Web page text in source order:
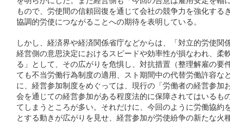
もので、労使間の信頼回復を通じて会社の競争力を強化する
協調的労使につながることへの期待を表明している。
しかし、経済界や経済関係省庁などからは、「対立的労使関
経営側の意思決定におけるスピードや効率性が損なわれ、柔
る」として、その広がりを危惧し、対抗措置（整理解雇の要
ても不当労働行為制度の適用、スト期間中の代替労働許容な
に、経営参加制度をめぐっては、現行の「労働者の経営参加
会を通じての経営参加がある程度法的に保障されてはいるも
てしまうところが多い。それだけに、今回のように労働協約
とする動きが広がりを見せ、経営参加が労使紛争の新たな火